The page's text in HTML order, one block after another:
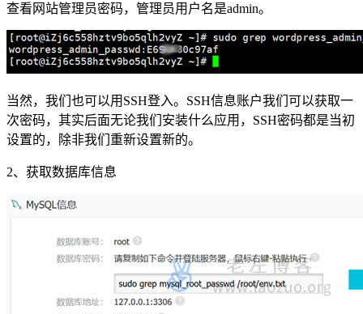
查看网站管理员密码，管理员用户名是admin。
当然，我们也可以用SSH登入。SSH信息账户我们可以获取一
次密码，其实后面无论我们安装什么应用，SSH密码都是当初
设置的，除非我们重新设置新的。
2、获取数据库信息